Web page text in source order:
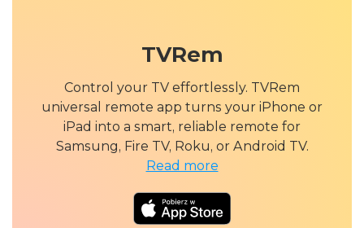
TVRem
Control your TV effortlessly. TVRem
universal remote app turns your iPhone or
iPad into a smart, reliable remote for
Samsung, Fire TV, Roku, or Android TV.
Read more